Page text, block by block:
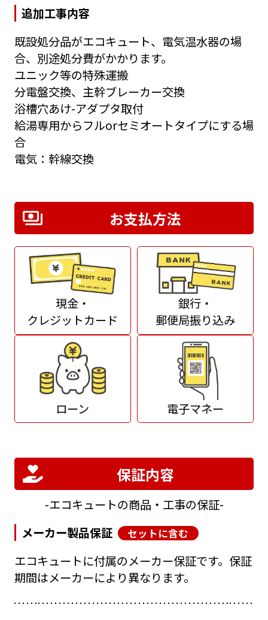
追加工事内容
既設処分品がエコキュート、電気温水器の場
合、別途処分費がかかります。
ユニック等の特殊運搬
分電盤交換、主幹ブレーカー交換
浴槽穴あけ-アダプタ取付
給湯専用からフルorセミオートタイプにする場
合
電気：幹線交換
お支払方法
現金・
クレジットカード
銀行・
郵便局振り込み
ローン 電子マネー
保証内容
エコキュートの商品・工事の保証
メーカー製品保証
セットに含む
エコキュートに付属のメーカー保証です。保証
期間はメーカーにより異なります。